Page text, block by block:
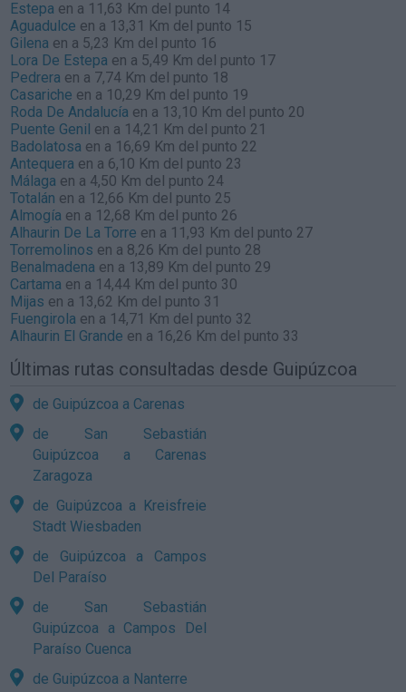
Estepa en a 11,63 Km del punto 14
Aguadulce en a 13,31 Km del punto 15
Gilena en a 5,23 Km del punto 16
Lora De Estepa en a 5,49 Km del punto 17
Pedrera en a 7,74 Km del punto 18
Casariche en a 10,29 Km del punto 19
Roda De Andalucía en a 13,10 Km del punto 20
Puente Genil en a 14,21 Km del punto 21
Badolatosa en a 16,69 Km del punto 22
Antequera en a 6,10 Km del punto 23
Málaga en a 4,50 Km del punto 24
Totalán en a 12,66 Km del punto 25
Almogía en a 12,68 Km del punto 26
Alhaurin De La Torre en a 11,93 Km del punto 27
Torremolinos en a 8,26 Km del punto 28
Benalmadena en a 13,89 Km del punto 29
Cartama en a 14,44 Km del punto 30
Mijas en a 13,62 Km del punto 31
Fuengirola en a 14,71 Km del punto 32
Alhaurin El Grande en a 16,26 Km del punto 33
Últimas rutas consultadas desde Guipúzcoa
de Guipúzcoa a Carenas
de San Sebastián
Guipúzcoa a Carenas
Zaragoza
de Guipúzcoa a Kreisfreie
Stadt Wiesbaden
de Guipúzcoa a Campos
Del Paraíso
de San Sebastián
Guipúzcoa a Campos Del
Paraíso Cuenca
de Guipúzcoa a Nanterre